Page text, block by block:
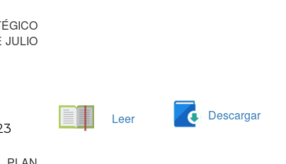
JULIO
Leer Descargar